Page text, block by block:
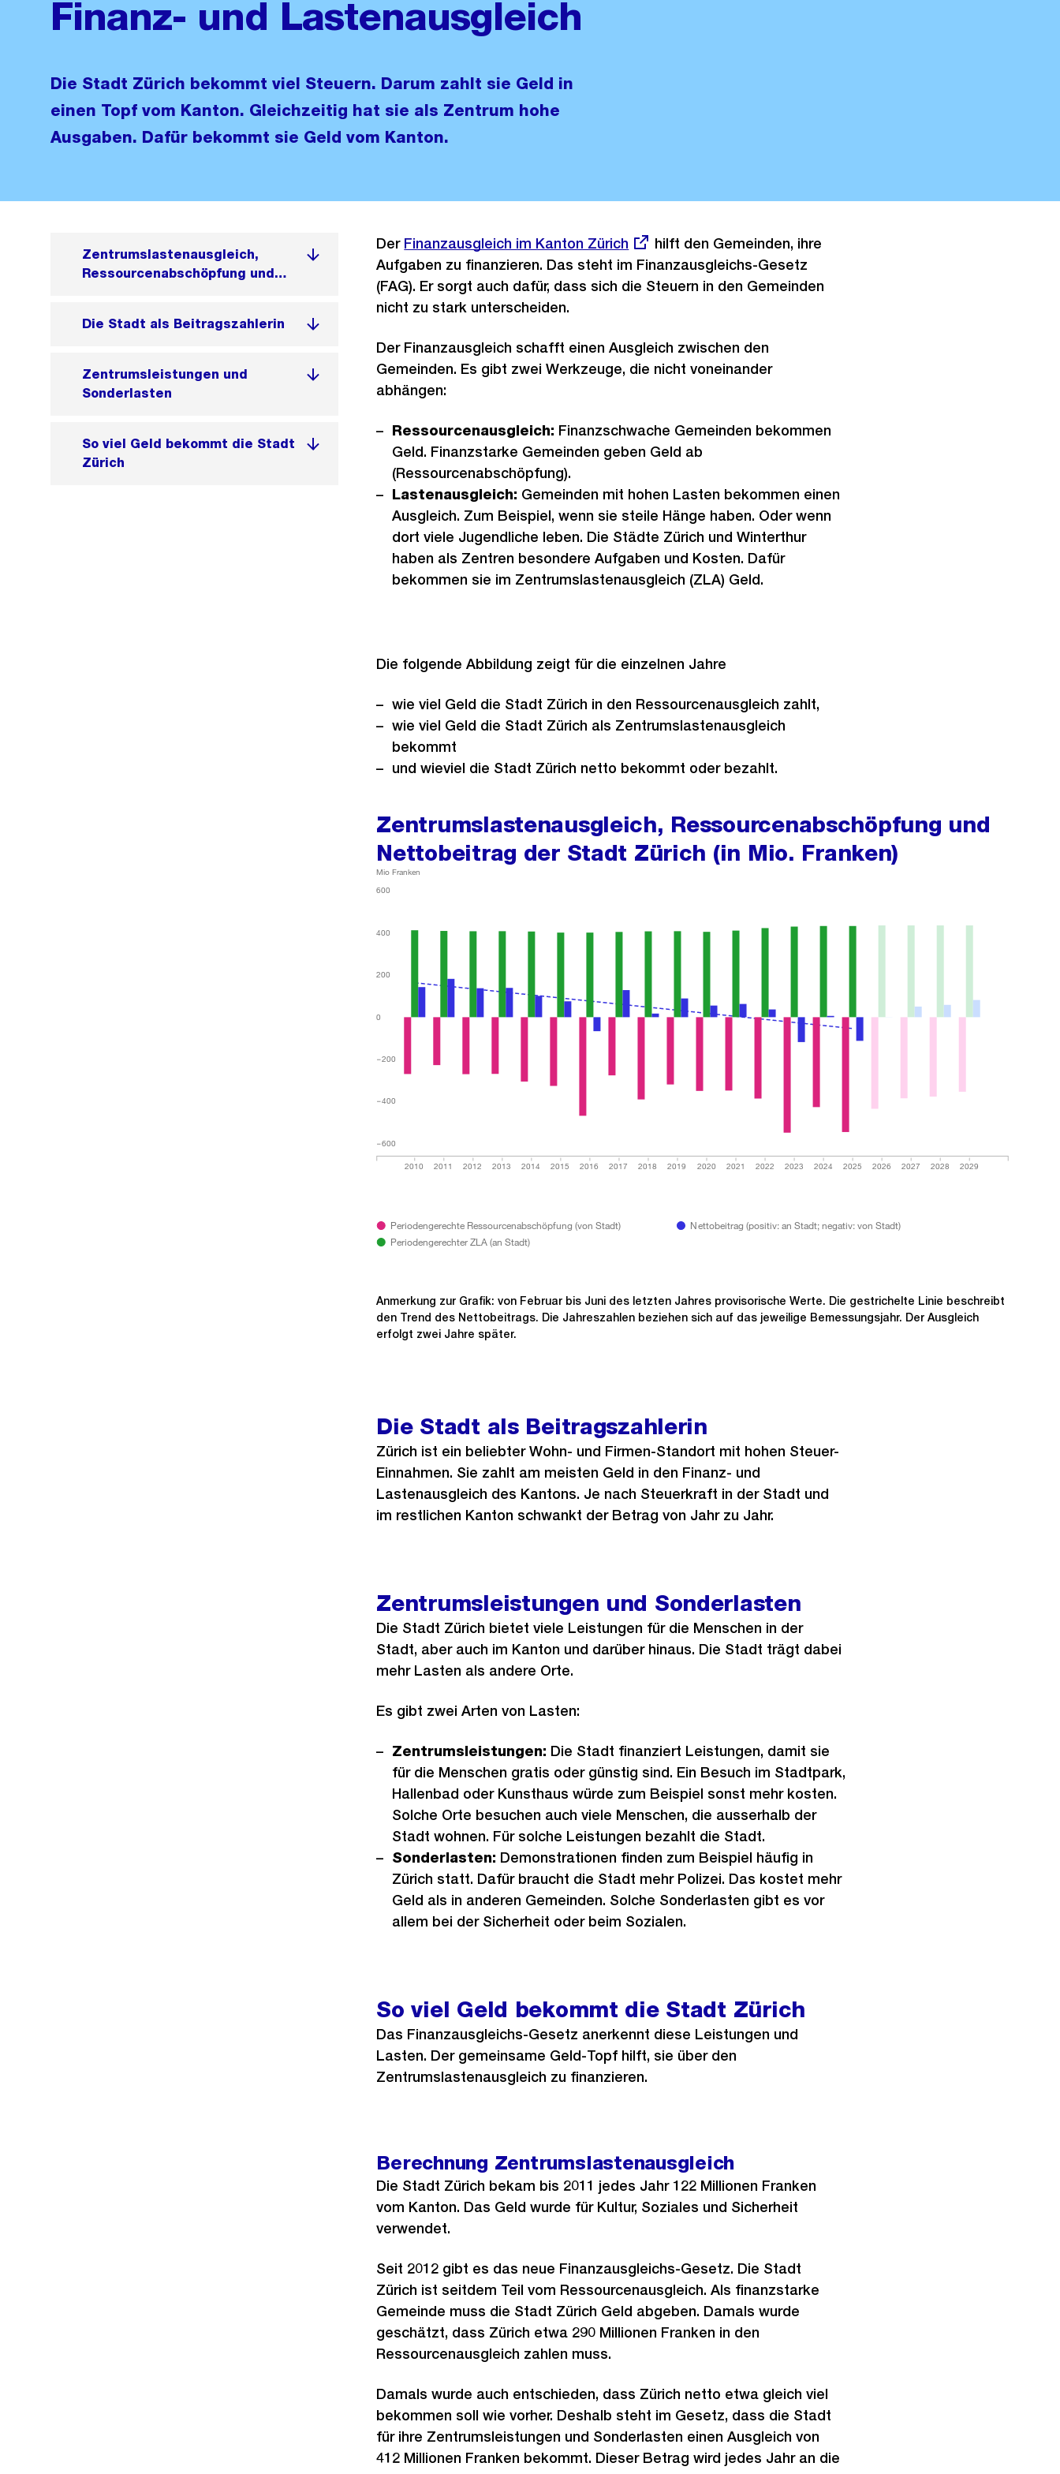
Finanz- und Lasten­ausgleich
Die Stadt Zürich bekommt viel Steuern. Darum zahlt sie Geld in
einen Topf vom Kanton. Gleichzeitig hat sie als Zentrum hohe
Ausgaben. Dafür bekommt sie Geld vom Kanton.
Zentrumslastenausgleich,
Ressourcenabschöpfung und
Die Stadt als Beitragszahlerin
Zentrumsleistungen und
Sonderlasten
So viel Geld bekommt die Stadt
Zürich
Der Externer
Link:
Finanzausgleich im Kanton Zürich
hilft den Gemeinden, ihre
Aufgaben zu finanzieren. Das steht im Finanzausgleichs-Gesetz
(FAG). Er sorgt auch dafür, dass sich die Steuern in den Gemeinden
nicht zu stark unterscheiden.
Der Finanzausgleich schafft einen Ausgleich zwischen den
Gemeinden. Es gibt zwei Werkzeuge, die nicht voneinander
abhängen:
Ressourcenausgleich: Finanzschwache Gemeinden bekommen
Geld. Finanzstarke Gemeinden geben Geld ab
(Ressourcenabschöpfung).
Lastenausgleich: Gemeinden mit hohen Lasten bekommen einen
Ausgleich. Zum Beispiel, wenn sie steile Hänge haben. Oder wenn
dort viele Jugendliche leben. Die Städte Zürich und Winterthur
haben als Zentren besondere Aufgaben und Kosten. Dafür
bekommen sie im Zentrumslastenausgleich (ZLA) Geld.
Die folgende Abbildung zeigt für die einzelnen Jahre
wie viel Geld die Stadt Zürich in den Ressourcenausgleich zahlt,
wie viel Geld die Stadt Zürich als Zentrumslastenausgleich
bekommt
und wieviel die Stadt Zürich netto bekommt oder bezahlt.
Zentrumslastenausgleich, Ressourcenabschöpfung und
Nettobeitrag der Stadt Zürich (in Mio. Franken)
2010 2011 2012 2013 2014 2015 2016 2017 2018 2019 2020 2021 2022 2023 2024 2025 2026 2027 2028 2029
−600
−400
−200
0
200
400
600
Mio Franken
Periodengerechte Ressourcenabschöpfung (von Stadt)
Periodengerechter ZLA (an Stadt)
Nettobeitrag (positiv: an Stadt; negativ: von Stadt)
Anmerkung zur Grafik: von Februar bis Juni des letzten Jahres provisorische Werte. Die gestrichelte Linie beschreibt
den Trend des Nettobeitrags. Die Jahreszahlen beziehen sich auf das jeweilige Bemessungsjahr. Der Ausgleich
erfolgt zwei Jahre später.
Die Stadt als Beitragszahlerin
Zürich ist ein beliebter Wohn- und Firmen-Standort mit hohen Steuer-
Einnahmen. Sie zahlt am meisten Geld in den Finanz- und
Lastenausgleich des Kantons. Je nach Steuerkraft in der Stadt und
im restlichen Kanton schwankt der Betrag von Jahr zu Jahr.
Zentrumsleistungen und Sonderlasten
Die Stadt Zürich bietet viele Leistungen für die Menschen in der
Stadt, aber auch im Kanton und darüber hinaus. Die Stadt trägt dabei
mehr Lasten als andere Orte.
Es gibt zwei Arten von Lasten:
Zentrumsleistungen: Die Stadt finanziert Leistungen, damit sie
für die Menschen gratis oder günstig sind. Ein Besuch im Stadtpark,
Hallenbad oder Kunsthaus würde zum Beispiel sonst mehr kosten.
Solche Orte besuchen auch viele Menschen, die ausserhalb der
Stadt wohnen. Für solche Leistungen bezahlt die Stadt.
Sonderlasten: Demonstrationen finden zum Beispiel häufig in
Zürich statt. Dafür braucht die Stadt mehr Polizei. Das kostet mehr
Geld als in anderen Gemeinden. Solche Sonderlasten gibt es vor
allem bei der Sicherheit oder beim Sozialen.
So viel Geld bekommt die Stadt Zürich
Das Finanzausgleichs-Gesetz anerkennt diese Leistungen und
Lasten. Der gemeinsame Geld-Topf hilft, sie über den
Zentrumslastenausgleich zu finanzieren.
Berechnung Zentrumslastenausgleich
Die Stadt Zürich bekam bis 2011 jedes Jahr 122 Millionen Franken
vom Kanton. Das Geld wurde für Kultur, Soziales und Sicherheit
verwendet.
Seit 2012 gibt es das neue Finanzausgleichs-Gesetz. Die Stadt
Zürich ist seitdem Teil vom Ressourcenausgleich. Als finanzstarke
Gemeinde muss die Stadt Zürich Geld abgeben. Damals wurde
geschätzt, dass Zürich etwa 290 Millionen Franken in den
Ressourcenausgleich zahlen muss.
Damals wurde auch entschieden, dass Zürich netto etwa gleich viel
bekommen soll wie vorher. Deshalb steht im Gesetz, dass die Stadt
für ihre Zentrumsleistungen und Sonderlasten einen Ausgleich von
412 Millionen Franken bekommt. Dieser Betrag wird jedes Jahr an die